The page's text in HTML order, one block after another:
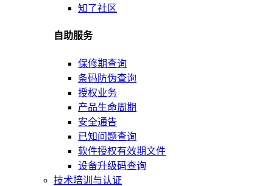
知了社区
自助服务
保修期查询
条码防伪查询
授权业务
产品生命周期
安全通告
已知问题查询
软件授权有效期文件
设备升级码查询
技术培训与认证